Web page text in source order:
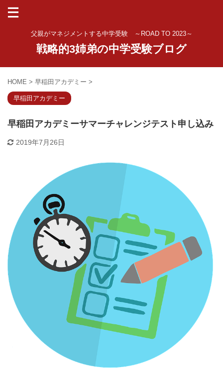
父親がマネジメントする中学受験 ～ROAD TO 2023～
戦略的3姉弟の中学受験ブログ
HOME > 早稲田アカデミー >
早稲田アカデミー
早稲田アカデミーサマーチャレンジテスト申し込み
2019年7月26日